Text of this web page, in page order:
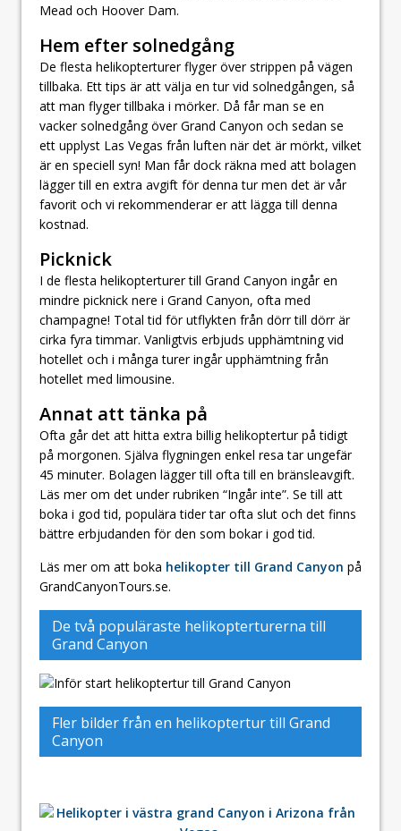
Mead och Hoover Dam.
Hem efter solnedgång
De flesta helikopterturer flyger över strippen på vägen
tillbaka. Ett tips är att välja en tur vid solnedgången, så
att man flyger tillbaka i mörker. Då får man se en
vacker solnedgång över Grand Canyon och sedan se
ett upplyst Las Vegas från luften när det är mörkt, vilket
är en speciell syn! Man får dock räkna med att bolagen
lägger till en extra avgift för denna tur men det är vår
favorit och vi rekommenderar er att lägga till denna
kostnad.
Picknick
I de flesta helikopterturer till Grand Canyon ingår en
mindre picknick nere i Grand Canyon, ofta med
champagne! Total tid för utflykten från dörr till dörr är
cirka fyra timmar. Vanligtvis erbjuds upphämtning vid
hotellet och i många turer ingår upphämtning från
hotellet med limousine.
Annat att tänka på
Ofta går det att hitta extra billig helikoptertur på tidigt
på morgonen. Själva flygningen enkel resa tar ungefär
45 minuter. Bolagen lägger till ofta till en bränsleavgift.
Läs mer om det under rubriken “Ingår inte”. Se till att
boka i god tid, populära tider tar ofta slut och det finns
bättre erbjudanden för den som bokar i god tid.
Läs mer om att boka helikopter till Grand Canyon på
GrandCanyonTours.se.
De två populäraste helikopterturerna till
Grand Canyon
Fler bilder från en helikoptertur till Grand
Canyon